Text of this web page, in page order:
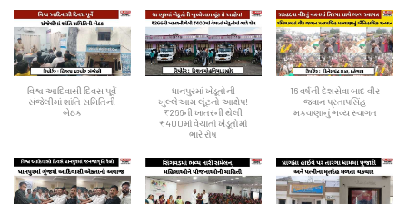
વિશ્વ આદિવાસી દિવસ પૂર્વે
સંજેલીમાં શાંતિ સમિતિની
બેઠક
ધાનપુરમાં ખેડૂતોની
ખુલ્લેઆમ લૂંટનો આક્ષેપ!
₹266ની ખાતરની થેલી
₹400માં વેચાતાં ખેડૂતોમાં
ભારે રોષ
16 વર્ષની દેશસેવા બાદ વીર
જવાન પ્રતાપસિંહ
મકવાણાનું ભવ્ય સ્વાગત